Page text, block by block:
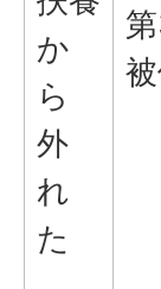
か
ら
外
れ
た